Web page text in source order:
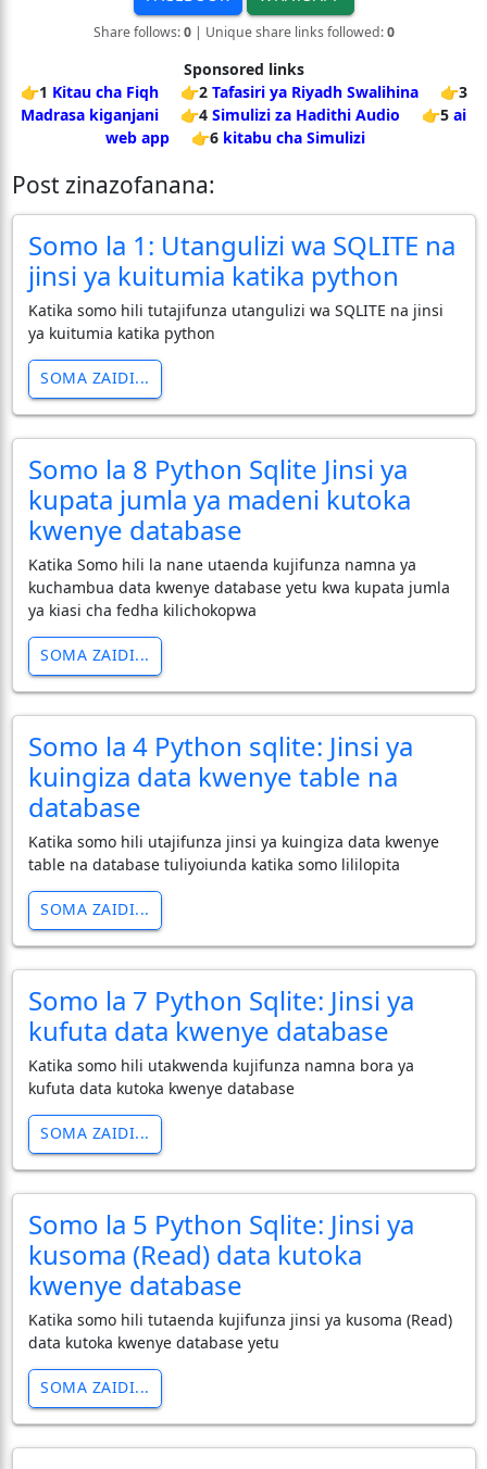
Share follows:0| Unique share links followed:0
Sponsored links
👉1 Kitau cha Fiqh 👉2 Tafasiri ya Riyadh Swalihina
👉3
Madrasa kiganjani
👉4 Simulizi za Hadithi Audio 👉5 ai
web app
👉6 kitabu cha Simulizi
Post zinazofanana:
Somo la 1: Utangulizi wa SQLITE na
jinsi ya kuitumia katika python
Katika somo hili tutajifunza utangulizi wa SQLITE na jinsi
ya kuitumia katika python
SOMA ZAIDI...
Somo la 8 Python Sqlite Jinsi ya
kupata jumla ya madeni kutoka
kwenye database
Katika Somo hili la nane utaenda kujifunza namna ya
kuchambua data kwenye database yetu kwa kupata jumla
ya kiasi cha fedha kilichokopwa
SOMA ZAIDI...
Somo la 4 Python sqlite: Jinsi ya
kuingiza data kwenye table na
database
Katika somo hili utajifunza jinsi ya kuingiza data kwenye
table na database tuliyoiunda katika somo lililopita
SOMA ZAIDI...
Somo la 7 Python Sqlite: Jinsi ya
kufuta data kwenye database
Katika somo hili utakwenda kujifunza namna bora ya
kufuta data kutoka kwenye database
SOMA ZAIDI...
Somo la 5 Python Sqlite: Jinsi ya
kusoma (Read) data kutoka
kwenye database
Katika somo hili tutaenda kujifunza jinsi ya kusoma (Read)
data kutoka kwenye database yetu
SOMA ZAIDI...